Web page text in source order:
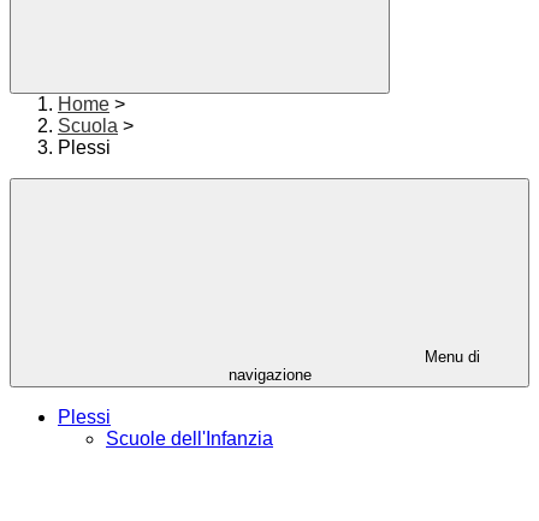
Home >
Scuola >
Plessi
Menu di
navigazione
Plessi
Scuole dell'Infanzia